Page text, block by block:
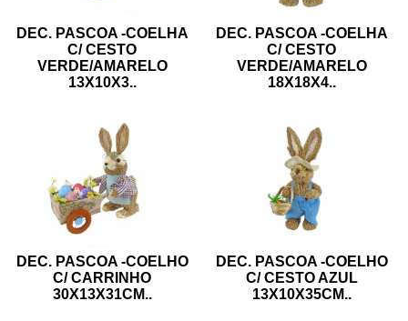
DEC. PASCOA -COELHA
C/ CESTO
VERDE/AMARELO
13X10X3..
DEC. PASCOA -COELHA
C/ CESTO
VERDE/AMARELO
18X18X4..
DEC. PASCOA -COELHO
C/ CARRINHO
30X13X31CM..
DEC. PASCOA -COELHO
C/ CESTO AZUL
13X10X35CM..